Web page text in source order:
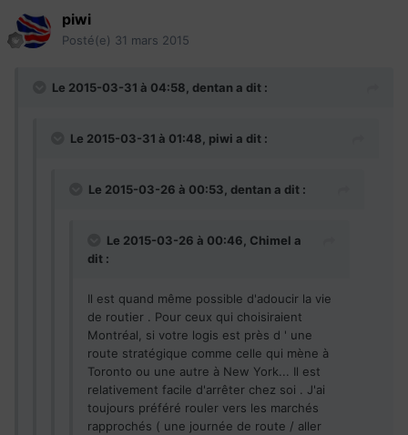
piwi
Posté(e) 31 mars 2015
Le 2015-03-31 à 04:58, dentan a dit :
Le 2015-03-31 à 01:48, piwi a dit :
Le 2015-03-26 à 00:53, dentan a dit :
Le 2015-03-26 à 00:46, Chimel a
dit :
Il est quand même possible d'adoucir la vie
de routier . Pour ceux qui choisiraient
Montréal, si votre logis est près d ' une
route stratégique comme celle qui mène à
Toronto ou une autre à New York... Il est
relativement facile d'arrêter chez soi . J'ai
toujours préféré rouler vers les marchés
rapprochés ( une journée de route / aller